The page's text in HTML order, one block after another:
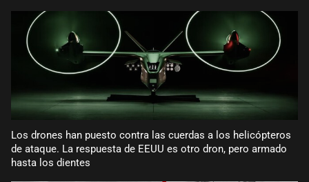
Los drones han puesto contra las cuerdas a los helicópteros
de ataque. La respuesta de EEUU es otro dron, pero armado
hasta los dientes